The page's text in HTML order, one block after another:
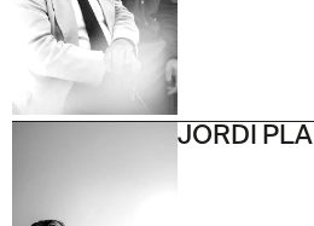
JORDI PLA